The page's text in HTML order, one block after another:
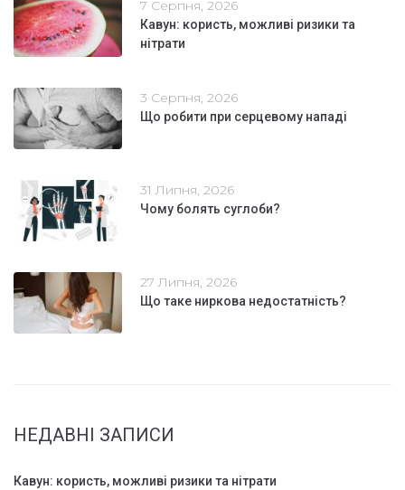
7 Серпня, 2026
Кавун: користь, можливі ризики та
нітрати
3 Серпня, 2026
Що робити при серцевому нападі
31 Липня, 2026
Чому болять суглоби?
27 Липня, 2026
Що таке ниркова недостатність?
НЕДАВНІ ЗАПИСИ
Кавун: користь, можливі ризики та нітрати